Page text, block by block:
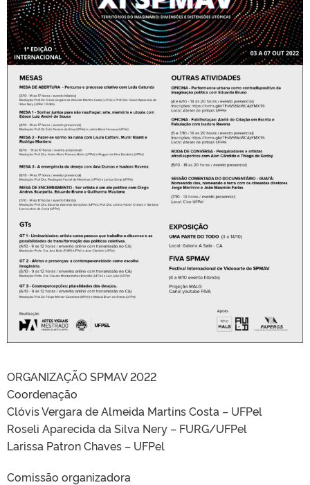
ORGANIZAÇÃO SPMAV 2022
Coordenação
Clóvis Vergara de Almeida Martins Costa – UFPel
Roseli Aparecida da Silva Nery – FURG/UFPel
Larissa Patron Chaves – UFPel
Comissão organizadora